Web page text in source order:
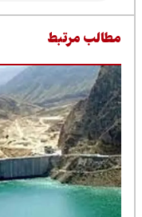
مرتبط